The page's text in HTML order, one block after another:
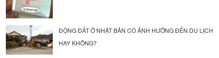
ĐỘNG ĐẤT Ở NHẬT BẢN CÓ ẢNH HƯỞNG ĐẾN DU LỊCH
HAY KHÔNG?